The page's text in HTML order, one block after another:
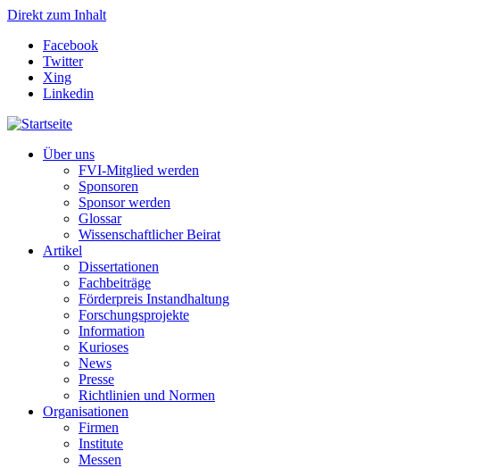
Direkt zum Inhalt
Facebook
Twitter
Xing
Linkedin
Über uns
FVI-Mitglied werden
Sponsoren
Sponsor werden
Glossar
Wissenschaftlicher Beirat
Artikel
Dissertationen
Fachbeiträge
Förderpreis Instandhaltung
Forschungsprojekte
Information
Kurioses
News
Presse
Richtlinien und Normen
Organisationen
Firmen
Institute
Messen